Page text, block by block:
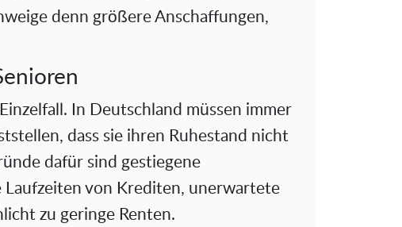
denn größere Anschaffungen,
In Deutschland müssen immer
dass sie ihren Ruhestand nicht
dafür sind gestiegene
Laufzeiten von Krediten, unerwartete
zu geringe Renten.